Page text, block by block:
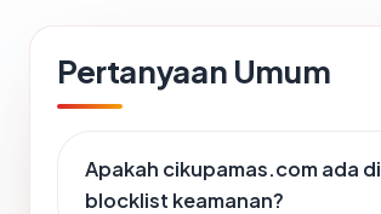
Pertanyaan Umum
Apakah cikupamas.com ada di
blocklist keamanan?